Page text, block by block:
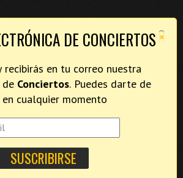
×
DE CONCIERTOS
recibirás en tu correo nuestra
de Conciertos. Puedes darte de
en cualquier momento